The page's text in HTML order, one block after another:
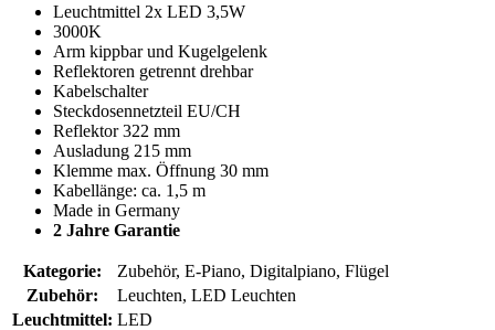
Leuchtmittel 2x LED 3,5W
3000K
Arm kippbar und Kugelgelenk
Reflektoren getrennt drehbar
Kabelschalter
Steckdosennetzteil EU/CH
Reflektor 322 mm
Ausladung 215 mm
Klemme max. Öffnung 30 mm
Kabellänge: ca. 1,5 m
Made in Germany
2 Jahre Garantie
Kategorie:
Zubehör, E-Piano, Digitalpiano, Flügel
Zubehör:
Leuchten, LED Leuchten
Leuchtmittel: LED